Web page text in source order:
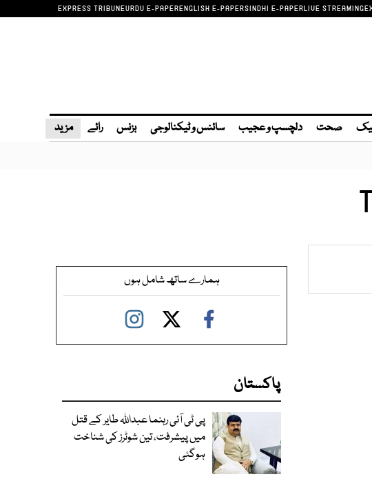
EXPRESS TRIBUNEURDU E-PAPERENGLISH E-PAPERSINDHI E-PAPERLIVE STREAMING
صحت دلچسپ و عجیب سائنس و ٹیکنالوجی بزنس رائے مزید
ہمارے ساتھ شامل ہوں
پاکستان
پی ٹی آئی رہنما عبداللہ طایر کے قتل
میں پیشرفت، تین شوٹرز کی شناخت
ہوگئی